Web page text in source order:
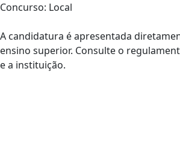
Concurso: Local
A candidatura é apresentada
ensino superior. Consulte o
e a instituição.